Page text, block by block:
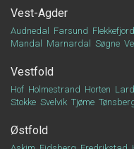
Vest-Agder
Audnedal Farsund Flekkefjord
Mandal
Marnardal Søgne
Vestfold
Hof Holmestrand Horten
Stokke Svelvik Tjøme
Østfold